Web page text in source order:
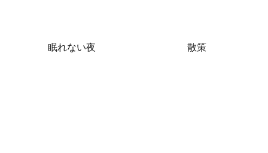
眠れない夜 散策